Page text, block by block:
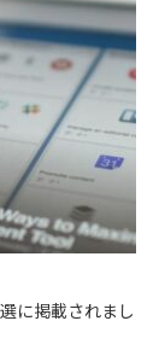
に掲載されまし